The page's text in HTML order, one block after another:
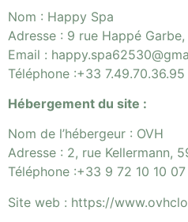
Nom : Happy Spa
Adresse : 9 rue Happé
Email :
Téléphone :+33 7.49.70.36.95
Hébergement du site :
Nom de l’hébergeur : OVH
Adresse : 2, rue Kellermann,
Téléphone :+33 9 72 10 10 07
Site web : https://